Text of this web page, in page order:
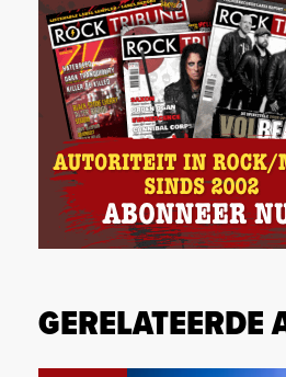
GERELATEERDE